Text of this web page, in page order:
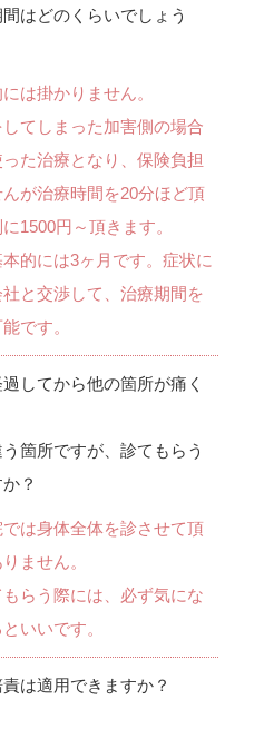
はどのくらいでしょう
は掛かりません。
てしまった加害側の場合
た治療となり、保険負担
が治療時間を20分ほど頂
1500円～頂きます。
的には3ヶ月です。症状に
と交渉して、治療期間を
です。
してから他の箇所が痛く
箇所ですが、診てもらう
？
は身体全体を診させて頂
ません。
らう際には、必ず気にな
いいです。
は適用できますか？